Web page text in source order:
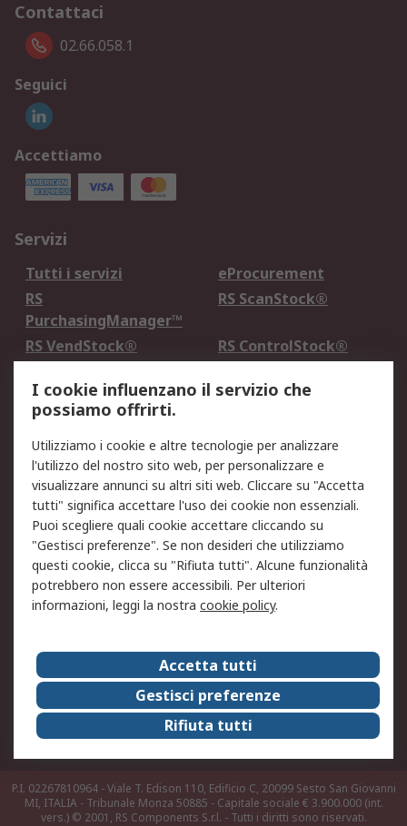
Contattaci
02.66.058.1
Seguici
Accettiamo
Servizi
Tutti i servizi
eProcurement
RS
PurchasingManager™
RS ScanStock®
RS VendStock®
RS ControlStock®
Legale
Informativa Cookie
Informativa Privacy -
Aggiornata
Email Security
Termini d'uso
Condizioni di vendita
Condizioni generali di
servizio
Etica e responsabilità
Chi Siamo
Chi Siamo
Contattaci
Supporto
ESG
Carriere
RS Group
Press Centre
Discovery: il Blog di RS
P.I. 02267810964 - Viale T. Edison 110, Edificio C, 20099 Sesto San Giovanni
MI, ITALIA - Tribunale Monza 50885 - Capitale sociale € 3.900.000 (int.
vers.) © 2001, RS Components S.r.l. - Tutti i diritti sono riservati.
I cookie influenzano il servizio che
possiamo offrirti.
Utilizziamo i cookie e altre tecnologie per analizzare
l'utilizzo del nostro sito web, per personalizzare e
visualizzare annunci su altri siti web. Cliccare su "Accetta
tutti" significa accettare l'uso dei cookie non essenziali.
Puoi scegliere quali cookie accettare cliccando su
"Gestisci preferenze". Se non desideri che utilizziamo
questi cookie, clicca su "Rifiuta tutti". Alcune funzionalità
potrebbero non essere accessibili. Per ulteriori
informazioni, leggi la nostra cookie policy.
Accetta tutti
Gestisci preferenze
Rifiuta tutti